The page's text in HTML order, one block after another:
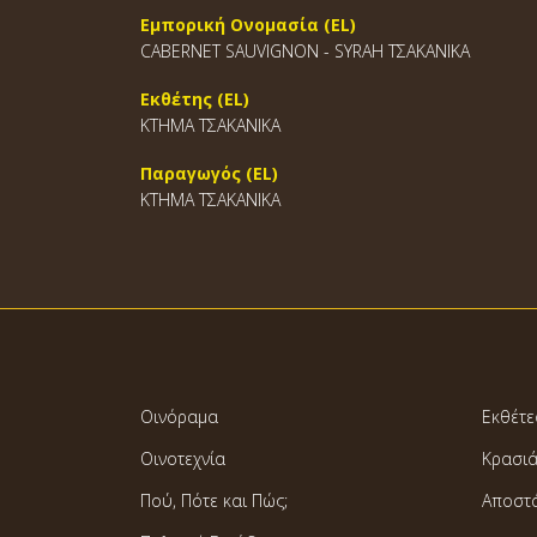
Εμπορική Ονομασία (EL)
CABERNET SAUVIGNON - SYRAH ΤΣΑΚΑΝΙΚΑ
Εκθέτης (EL)
ΚΤΗΜΑ ΤΣΑΚΑΝΙΚΑ
Παραγωγός (EL)
ΚΤΗΜΑ ΤΣΑΚΑΝΙΚΑ
Οινόραμα
Οινοτεχνία
Πού, Πότε και Πώς;
Κρασιά